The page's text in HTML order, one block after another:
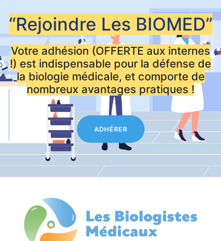
“Rejoindre Les BIOMED”
Votre adhésion (OFFERTE aux internes
!) est indispensable pour la défense de
la biologie médicale, et comporte de
nombreux avantages pratiques !
ADHÉRER